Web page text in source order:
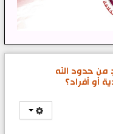
قناتنا على تيليغرام
حدود الله
أو أفراد؟